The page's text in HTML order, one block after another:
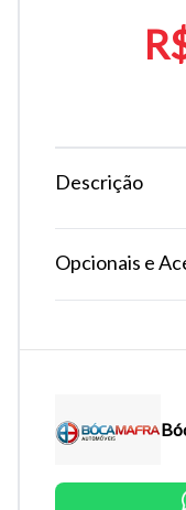
Descrição
Opcionais e